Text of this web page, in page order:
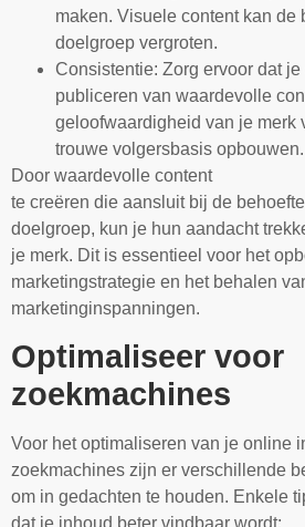
maken. Visuele content kan de
doelgroep vergroten.
Consistentie: Zorg ervoor dat
publiceren van waardevolle
geloofwaardigheid van je merk
trouwe volgersbasis opbouwen.
Door waardevolle content
te creëren die aansluit bij de
doelgroep, kun je hun aandacht
je merk. Dit is essentieel voor het
marketingstrategie en het behalen
marketinginspanningen.
Optimaliseer voor
zoekmachines
Voor het optimaliseren van je online
zoekmachines zijn er verschillende
om in gedachten te houden. Enkele
dat je inhoud beter vindbaar wordt: